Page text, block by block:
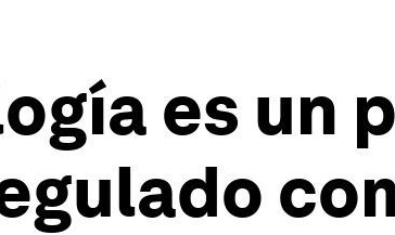
es un